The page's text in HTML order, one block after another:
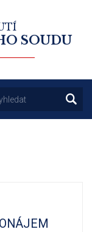
SOUDU